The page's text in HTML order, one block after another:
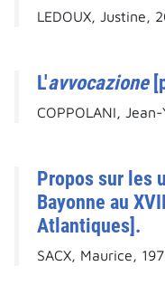
LEDOUX, Justine,
L'avvocazione
COPPOLANI,
Propos sur les
Bayonne au
Atlantiques].
SACX, Maurice,